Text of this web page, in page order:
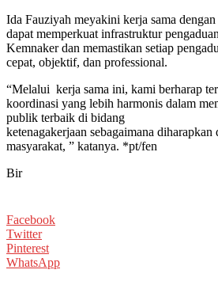
Ida Fauziyah meyakini kerja sama
dapat memperkuat infrastruktur
Kemnaker dan memastikan setiap
cepat, objektif, dan professional.
“Melalui kerja sama ini, kami berharap
koordinasi yang lebih harmonis dalam
publik terbaik di bidang
ketenagakerjaan sebagaimana
masyarakat, ” katanya. *pt/fen
Bir
Facebook
Twitter
Pinterest
WhatsApp